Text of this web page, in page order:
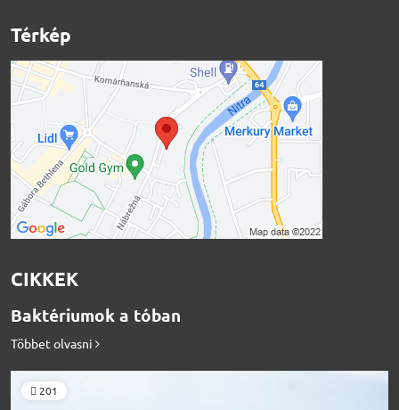
Térkép
CIKKEK
Baktériumok a tóban
Többet olvasni
201